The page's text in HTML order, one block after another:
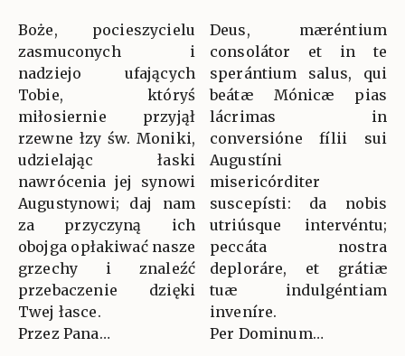
Boże, pocieszycielu
zasmuconych i
nadziejo ufających
Tobie, któryś
miłosiernie przyjął
rzewne łzy św. Moniki,
udzielając łaski
nawrócenia jej synowi
Augustynowi; daj nam
za przyczyną ich
obojga opłakiwać nasze
grzechy i znaleźć
przebaczenie dzięki
Twej łasce.
Przez Pana…
Deus, mæréntium
consolátor et in te
sperántium salus, qui
beátæ Mónicæ pias
lácrimas in
conversióne fílii sui
Augustíni
misericórditer
suscepísti: da nobis
utriúsque intervéntu;
peccáta nostra
deploráre, et grátiæ
tuæ indulgéntiam
inveníre.
Per Dominum…